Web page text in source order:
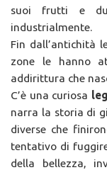
suoi frutti e
industrialmente.
Fin dall’antichità
zone le hanno
addirittura che
C’è una curiosa
narra la storia di
diverse che
tentativo di
della bellezza,